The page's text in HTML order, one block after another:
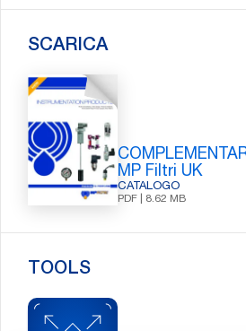
SCARICA
MP Filtri UK
CATALOGO
PDF | 8.62 MB
TOOLS